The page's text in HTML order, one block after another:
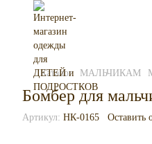
Каталог МАЛЬЧИКАМ
Бомбер для
Артикул: НК-0165 Оставить